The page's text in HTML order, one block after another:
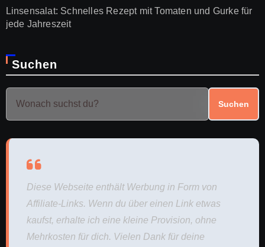
Linsensalat: Schnelles Rezept mit Tomaten und Gurke für
jede Jahreszeit
Suchen
Suchen
Diese Webseite enthält Werbung in Form von
Affiliate-Links. Wenn du über einen Link etwas
kaufst, erhalte ich eine kleine Provision, ohne
Mehrkosten für dich. Vielen Dank für deine